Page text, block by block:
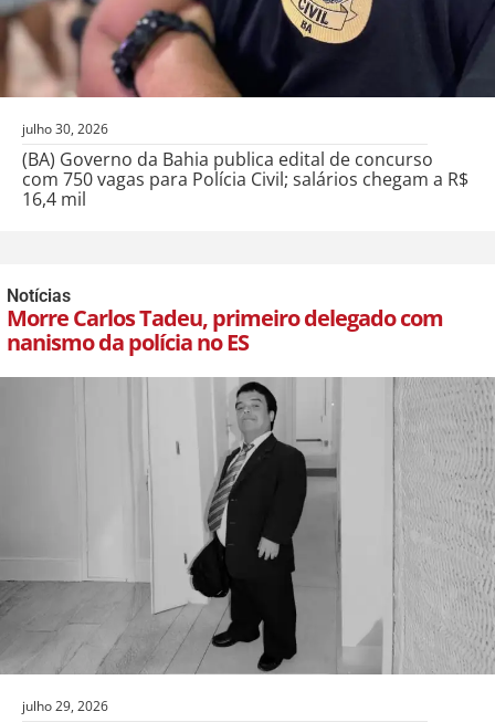
julho 30, 2026
(BA) Governo da Bahia publica edital de concurso
com 750 vagas para Polícia Civil; salários chegam a R$
16,4 mil
Notícias
Morre Carlos Tadeu, primeiro delegado com
nanismo da polícia no ES
julho 29, 2026